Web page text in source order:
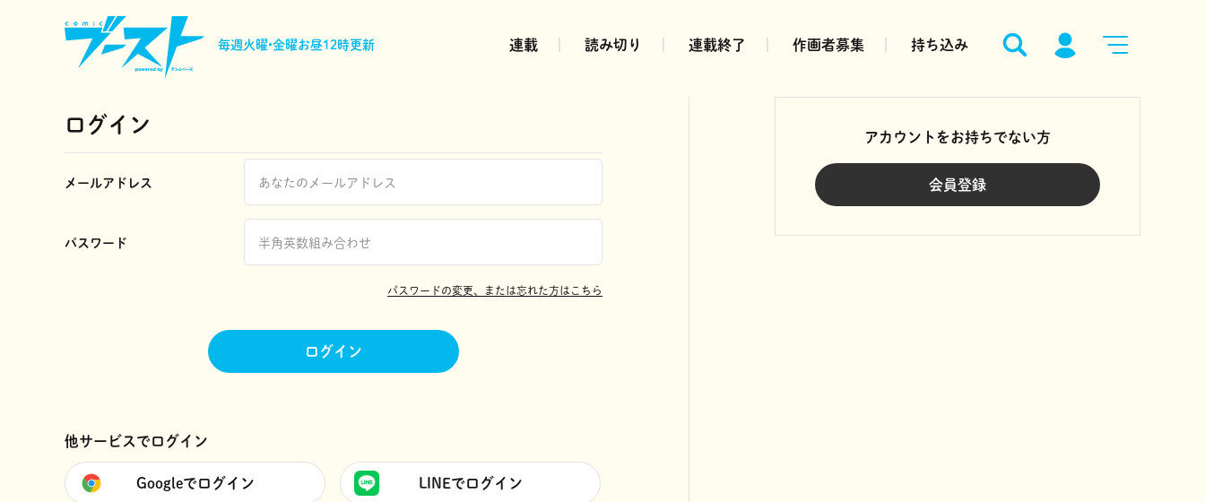
毎週火曜•金曜お昼12時更新 連載 読み切り 連載終了 作画者募集 持ち込み
ログイン
メールアドレス
パスワード
パスワードの変更、または忘れた方はこちら
ログイン
他サービスでログイン
Googleでログイン LINEでログイン
アカウントをお持ちでない方
会員登録